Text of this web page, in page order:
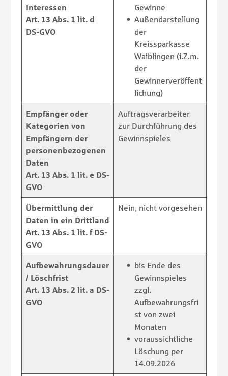
Interessen
Art. 13 Abs. 1 lit. d
DS-GVO
Gewinne
Außendarstellung
der
Kreissparkasse
Waiblingen (i.Z.m.
der
Gewinnerveröffent
lichung)
Empfänger oder
Kategorien von
Empfängern der
personenbezogenen
Daten
Art. 13 Abs. 1 lit. e DS-
GVO
Auftragsverarbeiter
zur Durchführung des
Gewinnspieles
Übermittlung der
Daten in ein Drittland
Art. 13 Abs. 1 lit. f DS-
GVO
Nein, nicht vorgesehen
Aufbewahrungsdauer
/ Löschfrist
Art. 13 Abs. 2 lit. a DS-
GVO
bis Ende des
Gewinnspieles
zzgl.
Aufbewahrungsfri
st von zwei
Monaten
voraussichtliche
Löschung per
14.09.2026